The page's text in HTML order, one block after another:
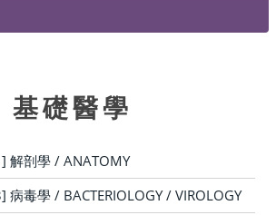
基礎醫學
解剖學 / ANATOMY
病毒學 / BACTERIOLOGY / VIROLOGY